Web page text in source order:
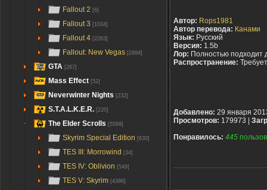
Fallout 2 [6]
Fallout 3 [1034]
Fallout 4 [2263]
Fallout: New Vegas [2884]
GTA [267]
Mass Effect [52]
Neverwinter Nights [232]
S.T.A.L.K.E.R. [220]
The Elder Scrolls [5599]
Skyrim Special Edition [630]
TES III: Morrowind [34]
TES IV: Oblivion [549]
TES V: Skyrim [4386]
Автор: Rops1981
Автор перевода: Канами
Язык: Русский
Версия: 1.5b
Лор: Полностью подходит
Распространение:
Добавлено: 29 января
Просмотров: 179973 |
Понравилось: 445